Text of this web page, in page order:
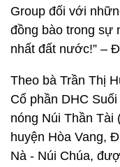
Group đối với
đồng bào trong sự
nhất đất nước!” –
Theo bà Trần Thị
Cổ phần DHC
nóng Núi Thần Tài
huyện Hòa Vang,
Nà - Núi Chúa,